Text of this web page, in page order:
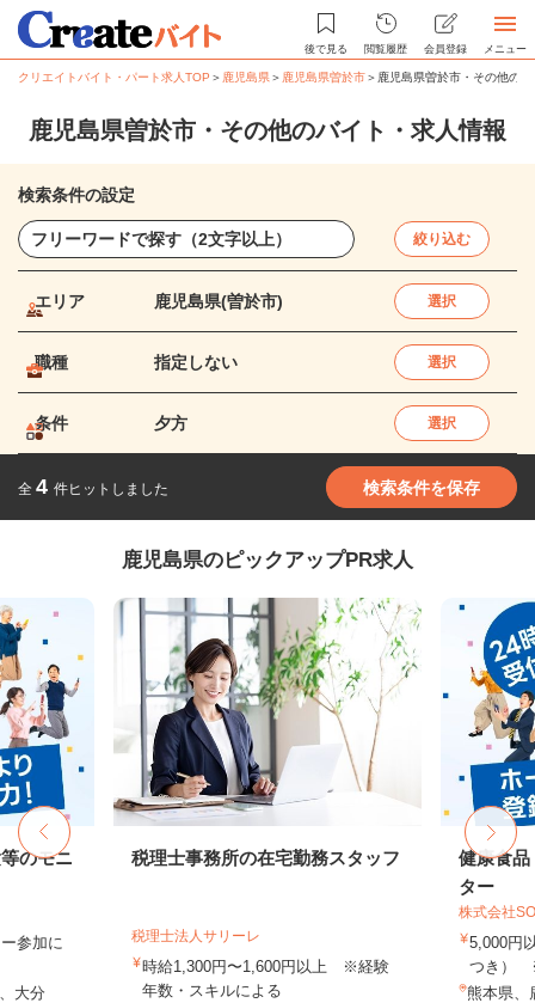
後で見る 閲覧履歴 会員登録 メニュー
クリエイトバイト・パート求人TOP ＞ 鹿児島県＞ 鹿児島県曽於市＞ 鹿児島県曽於市・その他の
鹿児島県曽於市・その他のバイト・求人情報
検索条件の設定
絞り込む
エリア 鹿児島県(曽於市) 選択
職種 指定しない 選択
条件 夕方 選択
全 4 件ヒットしました 検索条件を保存
鹿児島県のピックアップPR求人
のモニ
参加に
大分
税理士事務所の在宅勤務スタッフ
税理士法人サリーレ
時給1,300円〜1,600円以上 ※経験
年数・スキルによる
健康食品
ター
株式会社
5,000円
つき）
熊本県、